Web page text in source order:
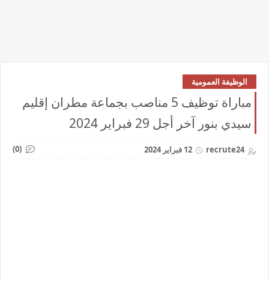
الوظيفة العمومية
مباراة توظيف 5 مناصب بجماعة مطران إقليم
سيدي بنور آخر أجل 29 فبراير 2024
recrute24 12 فبراير 2024 (0)